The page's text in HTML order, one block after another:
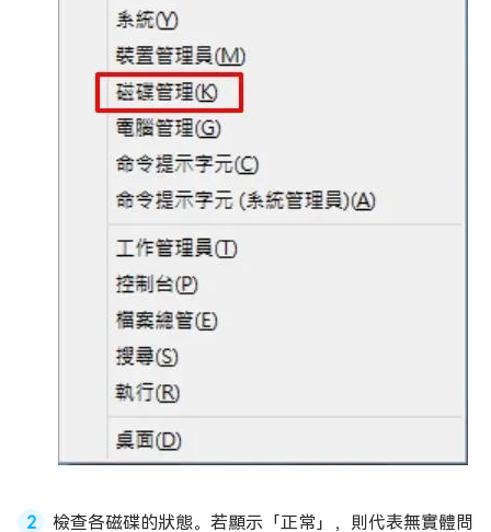
檢查各磁碟的狀態。若顯示「正常」，則代表無實體問